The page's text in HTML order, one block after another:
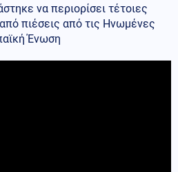
να περιορίσει τέτοιες
πιέσεις από τις Ηνωμένες
Ένωση